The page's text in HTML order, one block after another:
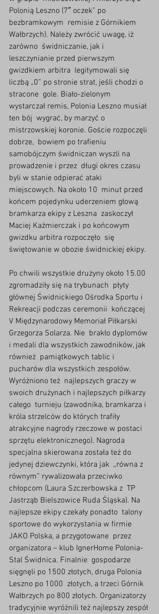
Polonią Leszno (7″ oczek” po
bezbramkowym  remisie z Górnikiem
Wałbrzych). Należy zwrócić uwagę, iż
zarówno  świdniczanie, jak i
leszczynianie przed pierwszym
gwizdkiem arbitra  legitymowali się
liczbą „0” po stronie strat, jeśli chodzi o
stracone  gole. Biało-zielonym
wystarczał remis, Polonia Leszno musiał
ten bój  wygrać, by marzyć o
mistrzowskiej koronie. Goście rozpoczęli
dobrze,  bowiem po trafieniu
samobójczym świdniczan wyszli na
prowadzenie i przez  długi okres czasu
byli w stanie odpierać ataki
miejscowych. Na około 10  minut przed
końcem pojedynku uderzeniem głową
bramkarza ekipy z Leszna  zaskoczył
Maciej Kaźmierczak i po końcowym
gwizdku arbitra rozpoczęło  się
świętowanie w obozie świdnickiej ekipy.
Po chwili wszystkie drużyny około 15.00
zgromadziły się na trybunach  płyty
głównej Świdnickiego Ośrodka Sportu i
Rekreacji podczas ceremonii  kończącej
V Międzynarodowy Memoriał Piłkarski
Grzegorza Solarza. Nie  brakło dyplomów
i medali dla wszystkich zawodników, jak
również  pamiątkowych tablic i
pucharów dla wszystkich zespołów.
Wyróżniono też  najlepszych graczy w
swoich drużynach i najlepszych piłkarzy
całego  turnieju (zawodnika, bramkarza i
króla strzelców do których trafiły
atrakcyjne nagrody rzeczowe w postaci
sprzętu elektronicznego). Nagroda
specjalna skierowana została też do
jedynej dziewczynki, która jak  „równa z
równym” rywalizowała przeciwko
chłopcom (Laura Szczerbowska z  TP
Jastrząb Bielszowice Ruda Śląska). Na
najlepsze ekipy czekały ponadto  talony
sportowe do wykorzystania w firmie
JAKO Polska, a przygotowane  przez
organizatora – klub IgnerHome Polonia-
Stal Świdnica. Finalnie  gospodarze
sięgnęli po 1500 złotych, druga Polonia
Leszno po 1000  złotych, a trzeci Górnik
Wałbrzych po 800 złotych. Organizatorzy
tradycyjnie wyróżnili też najlepszy zespół